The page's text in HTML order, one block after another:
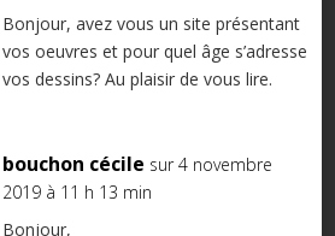
Bonjour, avez vous un site présentant
vos oeuvres et pour quel âge s’adresse
vos dessins? Au plaisir de vous lire.
bouchon cécile sur 4 novembre
2019 à 11 h 13 min
Bonjour,